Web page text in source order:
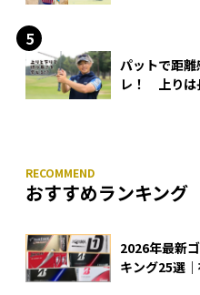
パットで距
レ！ 上りは
おすすめランキング
2026年最新
キング25選